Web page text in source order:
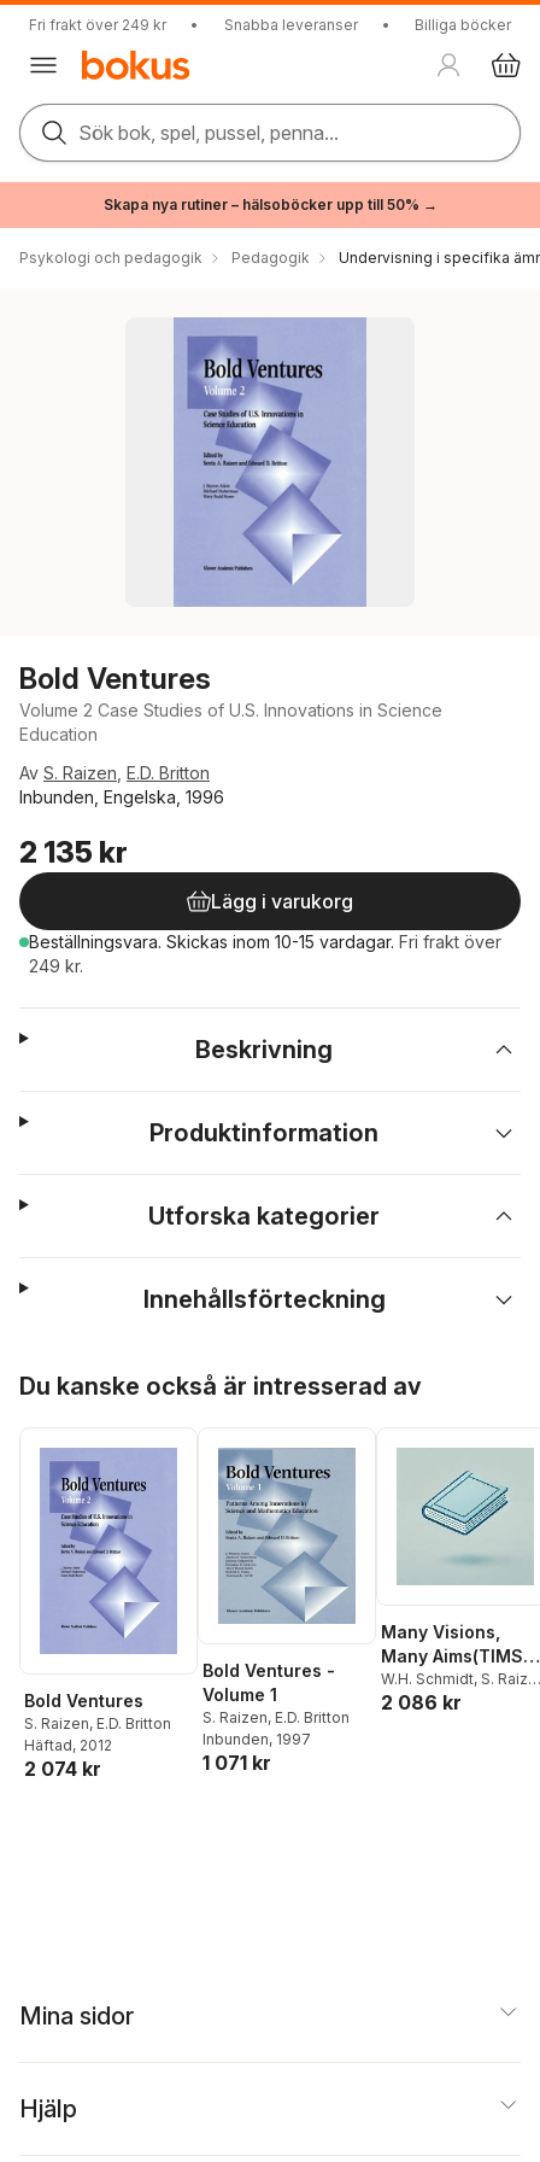
Fri frakt över 249 kr • Snabba leveranser • Billiga böcker
Sök bok, spel, pussel, penna...
Skapa nya rutiner – hälsoböcker upp till 50% →
Psykologi och pedagogik Pedagogik Undervisning i specifika
Bold Ventures
Volume 2 Case Studies of U.S. Innovations in Science
Education
Av S. Raizen E.D. Britton
Inbunden, Engelska, 1996
2 135 kr
Lägg i varukorg
Beställningsvara. Skickas inom 10-15 vardagar. Fri frakt över
249 kr.
Beskrivning
Produktinformation
Utforska kategorier
Innehållsförteckning
Du kanske också är intresserad av
Bold Ventures
S. Raizen, E.D. Britton
Häftad, 2012
2 074 kr
Bold Ventures -
Volume 1
S. Raizen, E.D. Britton
Inbunden, 1997
1 071 kr
Many Visions,
Many Aims(TIMSS
Volume 2)
W.H. Schmidt, S.
E.D. Britton,
2 086 kr
Mina sidor
Hjälp